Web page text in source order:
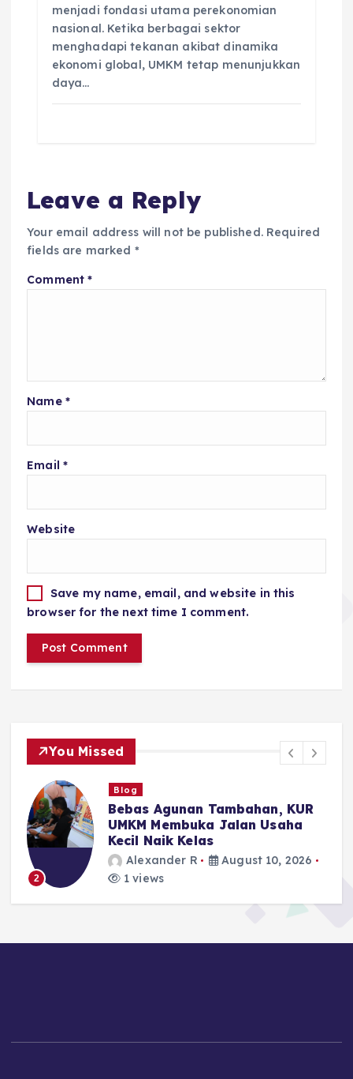
menjadi fondasi utama perekonomian
nasional. Ketika berbagai sektor
menghadapi tekanan akibat dinamika
ekonomi global, UMKM tetap menunjukkan
daya…
Leave a Reply
Your email address will not be published. Required
fields are marked *
Comment*
Name *
Email *
Website
Save my name, email, and website in this
browser for the next time I comment.
You Missed
Tambahan, KUR
Jalan Usaha
August 10, 2026
3
HUT Ke-81 RI,
Perkuat KUR
Alexander R